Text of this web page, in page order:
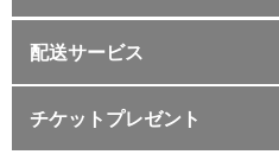
配送サービス
チケットプレゼント